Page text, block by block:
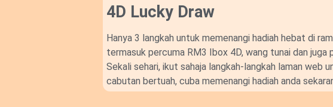
4D Lucky Draw​
Hanya 3 langkah untuk memenangi hadiah hebat di
termasuk percuma RM3 Ibox 4D, wang tunai dan juga
Sekali sehari, ikut sahaja langkah-langkah laman web
cabutan bertuah, cuba memenangi hadiah anda